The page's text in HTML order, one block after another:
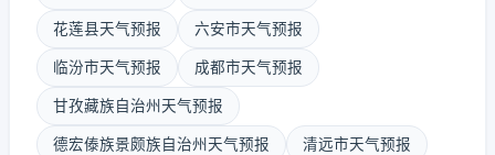
花莲县天气预报 六安市天气预报
临汾市天气预报 成都市天气预报
甘孜藏族自治州天气预报
德宏傣族景颇族自治州天气预报 清远市天气预报